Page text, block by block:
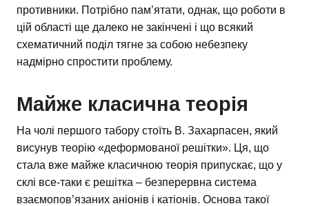
противники. Потрібно пам’ятати, однак, що роботи в
цій області ще далеко не закінчені і що всякий
схематичний поділ тягне за собою небезпеку
надмірно спростити проблему.
Майже класична теорія
На чолі першого табору стоїть В. Захарпасен, який
висунув теорію «деформованої решітки». Ця, що
стала вже майже класичною теорія припускає, що у
склі все-таки є решітка – безперервна система
взаємопов’язаних аніонів і катіонів. Основа такої